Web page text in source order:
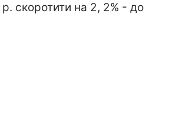
скоротити на 2, 2% - до